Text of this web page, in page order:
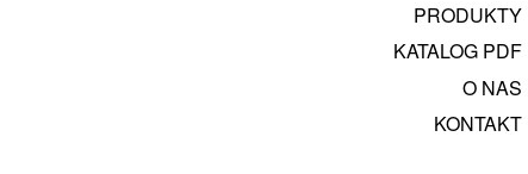
PRODUKTY
KATALOG PDF
O NAS
KONTAKT